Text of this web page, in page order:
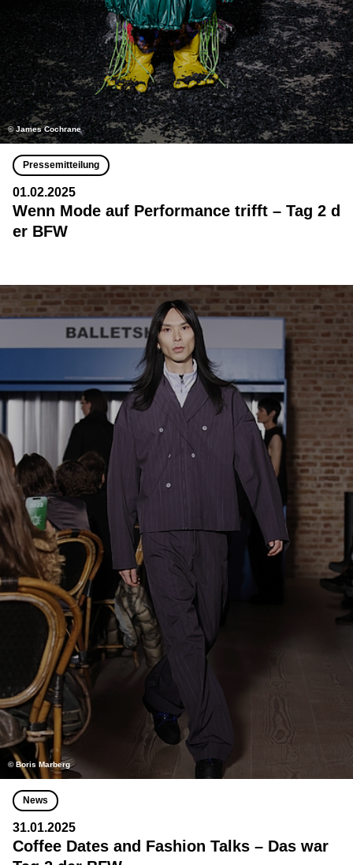
© James Cochrane
Pressemitteilung
01.02.2025
Wenn Mode auf Performance trifft – Tag 2 d
er BFW
© Boris Marberg
News
31.01.2025
Coffee Dates and Fashion Talks – Das war